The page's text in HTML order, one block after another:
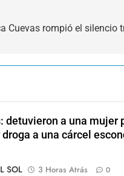
Cuevas rompió el silencio
detuvieron a una mujer
a una cárcel
SOL
3 Horas Atrás 0